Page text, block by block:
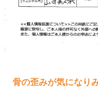
骨の歪みが気になり